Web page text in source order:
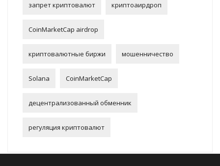
запрет криптовалют криптоаирдроп
CoinMarketCap airdrop
криптовалютные биржи мошенничество
Solana CoinMarketCap
децентрализованный обменник
регуляция криптовалют